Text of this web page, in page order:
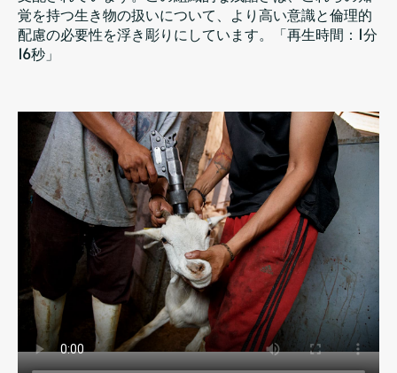
覚を持つ生き物の扱いについて、より高い意識と倫理的
配慮の必要性を浮き彫りにしています。「再生時間：1分
16秒」